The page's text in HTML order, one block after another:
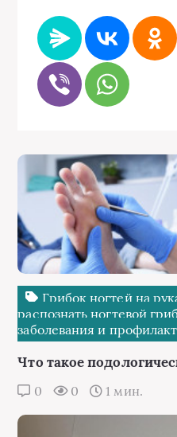
Грибок ногтей на
распознать ногтевой
заболевания и
Что такое
0 0 1 мин.